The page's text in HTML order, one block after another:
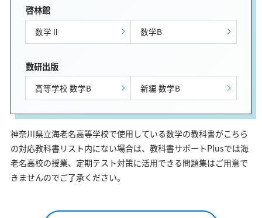
啓林館
数学Ⅱ 数学B
数研出版
高等学校 数学B 新編 数学B
神奈川県立海老名高等学校で使用している数学の教科書がこちら
の対応教科書リスト内にない場合は、教科書サポートPlusでは海
老名高校の授業、定期テスト対策に活用できる問題集はご用意で
きませんのでご了承ください。